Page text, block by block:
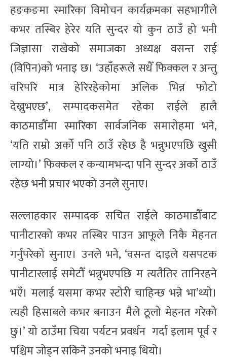
हङकङमा स्मारिका विमोचन कार्यक्रमका सहभागीले
कभर तस्बिर हेरेर यति सुन्दर यो कुन ठाउँ हो भनी
जिज्ञासा राखेको समाजका अध्यक्ष वसन्त राई
(विपिन)को भनाइ छ। ‘उहाँहरूले सधैँ फिक्कल र अन्तु
वरिपरि मात्र हेरिरहेकोमा अलिक भिन्न फोटो
देख्नुभएछ’, सम्पादकसमेत रहेका राईले हालै
काठमाडौँमा स्मारिका सार्वजनिक समारोहमा भने,
‘यति राम्रो अर्को पनि ठाउँ रहेछ है भन्नुभएपछि खुसी
लाग्यो।’ फिक्कल र कन्यामभन्दा पनि सुन्दर अर्को ठाउँ
रहेछ भनी प्रचार भएको उनले सुनाए।
सल्लाहकार सम्पादक सचित राईले काठमाडौँबाट
पानीटारको कभर तस्बिर पाउन आफूले निकै मेहनत
गर्नुपरेको सुनाए। उनले भने, ‘वसन्त दाइले यसपटक
पानीटारलाई समेटौँ भन्नुभएपछि म त्यतैतिर तानिरहने
भएँ। मलाई यसमा कभर स्टोरी चाहिन्छ भन्ने भा’थ्यो।
त्यही हिसाबले कभर बनाउन मैले ठूलो मेहनत गरेको
छु।’ यो ठाउँमा चिया पर्यटन प्रवर्धन गर्दा इलाम पूर्व र
पश्चिम जोड्न सकिने उनको भनाइ थियो।